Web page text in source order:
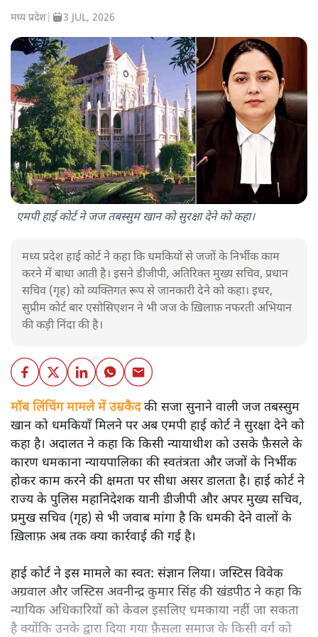
मध्य प्रदेश 3 JUL, 2026
एमपी हाई कोर्ट ने जज तबस्सुम खान को सुरक्षा देने को कहा।
मध्य प्रदेश हाई कोर्ट ने कहा कि धमकियों से जजों के निर्भीक काम
करने में बाधा आती है। इसने डीजीपी, अतिरिक्त मुख्य सचिव, प्रधान
सचिव (गृह) को व्यक्तिगत रूप से जानकारी देने को कहा। इधर,
सुप्रीम कोर्ट बार एसोसिएशन ने भी जज के ख़िलाफ़ नफरती अभियान
की कड़ी निंदा की है।
मॉब लिंचिंग मामले में उम्रकैदकी सजा सुनाने वाली जज तबस्सुम
खान को धमकियाँ मिलने पर अब एमपी हाई कोर्ट ने सुरक्षा देने को
कहा है। अदालत ने कहा कि किसी न्यायाधीश को उसके फ़ैसले के
कारण धमकाना न्यायपालिका की स्वतंत्रता और जजों के निर्भीक
होकर काम करने की क्षमता पर सीधा असर डालता है। हाई कोर्ट ने
राज्य के पुलिस महानिदेशक यानी डीजीपी और अपर मुख्य सचिव,
प्रमुख सचिव (गृह) से भी जवाब मांगा है कि धमकी देने वालों के
ख़िलाफ़ अब तक क्या कार्रवाई की गई है।
हाई कोर्ट ने इस मामले का स्वत: संज्ञान लिया। जस्टिस विवेक
अग्रवाल और जस्टिस अवनीन्द्र कुमार सिंह की खंडपीठ ने कहा कि
न्यायिक अधिकारियों को केवल इसलिए धमकाया नहीं जा सकता
है क्योंकि उनके द्वारा दिया गया फ़ैसला समाज के किसी वर्ग को